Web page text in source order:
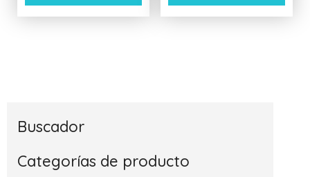
Buscador
Categorías de producto